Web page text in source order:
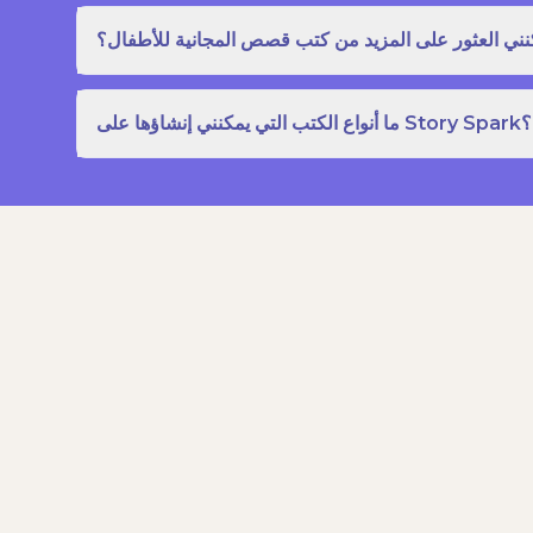
العثور على المزيد من كتب قصص المجانية للأطفال؟
ما أنواع الكتب التي يمكنني إنشاؤها على Story Spark؟